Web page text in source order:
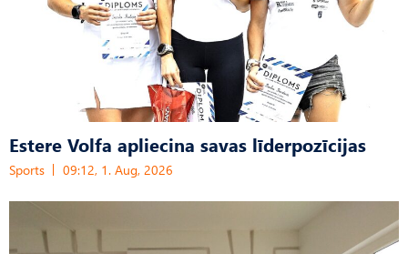
Estere Volfa apliecina savas līderpozīcijas
Sports 09:12, 1. Aug, 2026